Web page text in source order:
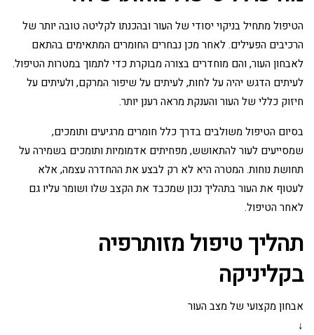
הטיפול מתחיל בניקוי יסודי של העור ובהכנתו לקליטה טובה יותר של
הרכיבים הפעילים. לאחר מכן נבחרים החומרים המתאימים בהתאם
לאבחון העור, והם מוחדרים בצורה מבוקרת כדי לתמוך במטרות הטיפול.
לעיתים הדגש יהיה על לחות, לעיתים על שיפור המרקם, ולעיתים על
חיזוק כללי של העור והענקת מראה רענן יותר.
בסיום הטיפול משולבים בדרך כלל חומרים מרגיעים ותומכים,
שמסייעים לעור להתאושש, מפחיתים אדמומיות ותומכים בשמירה על
תחושת נוחות. המטרה היא לא רק לבצע את ההחדרה עצמה, אלא
לעטוף את העור בתהליך נכון שמכבד את הקצב שלו ושומר עליו גם
לאחר הטיפול.
תהליך טיפול מזותרפיה
בקליניקה
אבחון מקצועי של מצב העור
↓